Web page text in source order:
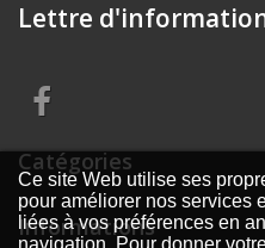
Lettre
Catégories
Informations
Ce site Web utilise ses
pour améliorer nos services
liées à vos préférences en
navigation. Pour donner